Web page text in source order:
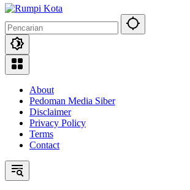
About
Pedoman Media Siber
Disclaimer
Privacy Policy
Terms
Contact